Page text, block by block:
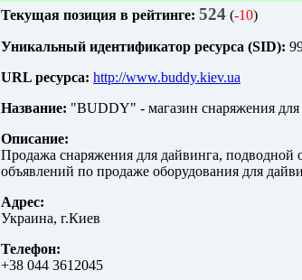
Текущая позиция в рейтинге: 524 (-10)
Уникальный идентификатор ресурса (SID):
URL ресурса: http://www.buddy.kiev.ua
Название: "BUDDY" - магазин снаряжения
Описание:
Продажа снаряжения для дайвинга, подводной
объявлений по продаже оборудования для
Адрес:
Украина, г.Киев
Телефон:
+38 044 3612045